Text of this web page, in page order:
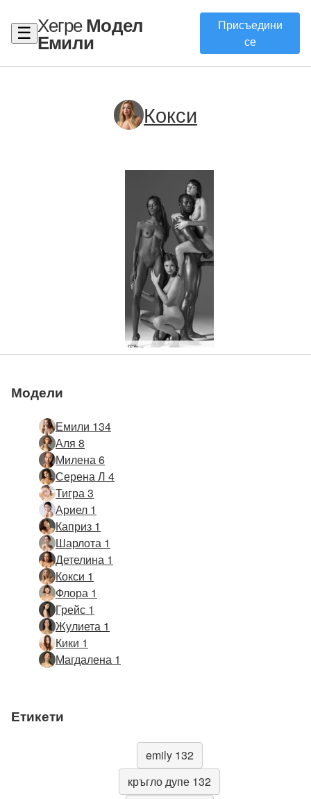
☰ ХегреМодел
Емили
Присъедини
се
Кокси
Модели
Емили 134
Аля 8
Милена 6
Серена Л 4
Тигра 3
Ариел 1
Каприз 1
Шарлота 1
Детелина 1
Кокси 1
Флора 1
Грейс 1
Жулиета 1
Кики 1
Магдалена 1
Етикети
emily 132
кръгло дупе 132